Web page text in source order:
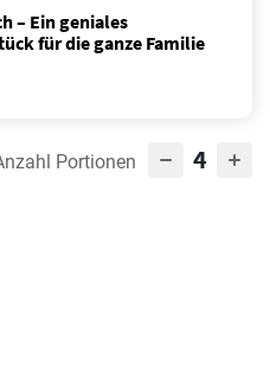
– Ein geniales
für die ganze Familie
Portionen 4